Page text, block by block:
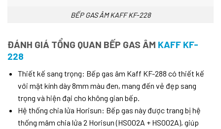
BẾP GAS ÂM KAFF KF-228
ĐÁNH GIÁ TỔNG QUAN BẾP GAS ÂM KAFF KF-
228
Thiết kế sang trọng: Bếp gas âm Kaff KF-288 có thiết kế
với mặt kính dày 8mm màu đen, mang đến vẻ đẹp sang
trọng và hiện đại cho không gian bếp.
Hệ thống chia lửa Horisun: Bếp gas này được trang bị hệ
thống mâm chia lửa 2 Horisun (HS002A + HS002A), giúp